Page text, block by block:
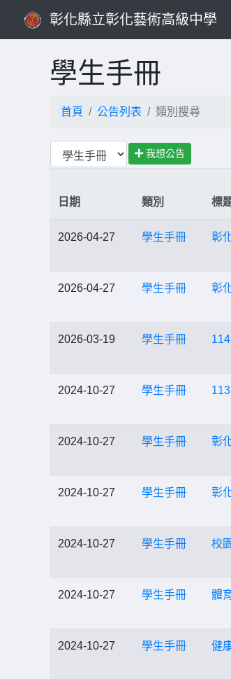
彰化縣立彰化藝術高級中學
學生手冊
首頁 公告列表 類別搜尋
我想公告
日期 類別 標
2026-04-27 學生手冊 彰
2026-04-27 學生手冊 彰
2026-03-19 學生手冊
2024-10-27 學生手冊
2024-10-27 學生手冊 彰
2024-10-27 學生手冊 彰
2024-10-27 學生手冊 校
2024-10-27 學生手冊 體
2024-10-27 學生手冊 健